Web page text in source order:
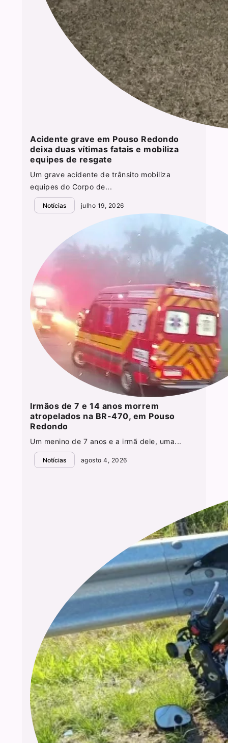
Acidente grave em Pouso Redondo
deixa duas vítimas fatais e mobiliza
equipes de resgate
Um grave acidente de trânsito mobiliza
equipes do Corpo de...
Notícias julho 19, 2026
Irmãos de 7 e 14 anos morrem
atropelados na BR-470, em Pouso
Redondo
Um menino de 7 anos e a irmã dele, uma...
Notícias agosto 4, 2026